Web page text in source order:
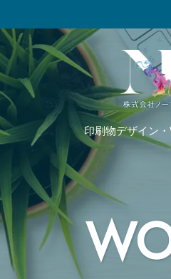
印刷物デザイン